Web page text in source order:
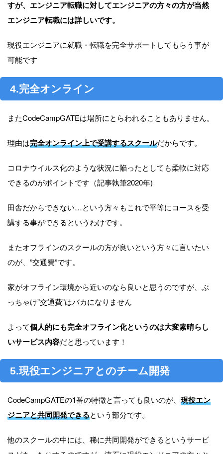
すが、エンジニア転職に対してエンジニアの方々の方が当然
エンジニア転職には詳しいです。
現役エンジニアに就職・転職を完全サポートしてもらう事が
可能です
4.完全オンライン
またCodeCampGATEは場所にとらわれることもありません。
理由は完全オンライン上で受講するスクールだからです。
コロナウイルス化のような状況に陥ったとしても柔軟に対応
できるのがポイントです（記事執筆2020年)
田舎だからできない…という方々もこれで平等にコースを受
講する事ができるというわけです。
またオフラインのスクールの方が良いという方々に言いたい
のが、”交通費”です。
家がオフライン環境から近いのなら良いと思うのですが、ぶ
っちゃけ”交通費”はバカになりません
よって個人的にも完全オフライン化というのは大変素晴らし
いサービス内容だと思っています！
5.現役エンジニアとのチーム開発
CodeCampGATEの1番の特徴と言っても良いのが、 現役エン
ジニアと共同開発できるという部分です。
他のスクールの中には、稀に共同開発ができるというサービ